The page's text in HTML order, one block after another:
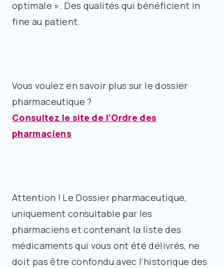
optimale ». Des qualités qui bénéficient in
fine au patient.
Vous voulez en savoir plus sur le dossier
pharmaceutique ?
Consultez le site de l’Ordre des
pharmaciens
Attention ! Le Dossier pharmaceutique,
uniquement consultable par les
pharmaciens et contenant la liste des
médicaments qui vous ont été délivrés, ne
doit pas être confondu avec l’historique des